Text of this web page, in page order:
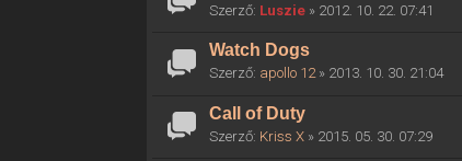
Szerző: Luszie » 2012. 10. 22. 07:41
Watch Dogs
Szerző: apollo 12» 2013. 10. 30. 21:04
Call of Duty
Szerző: Kriss X » 2015. 05. 30. 07:29